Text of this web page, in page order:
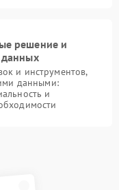
решение и
данных
и инструментов,
данными:
и